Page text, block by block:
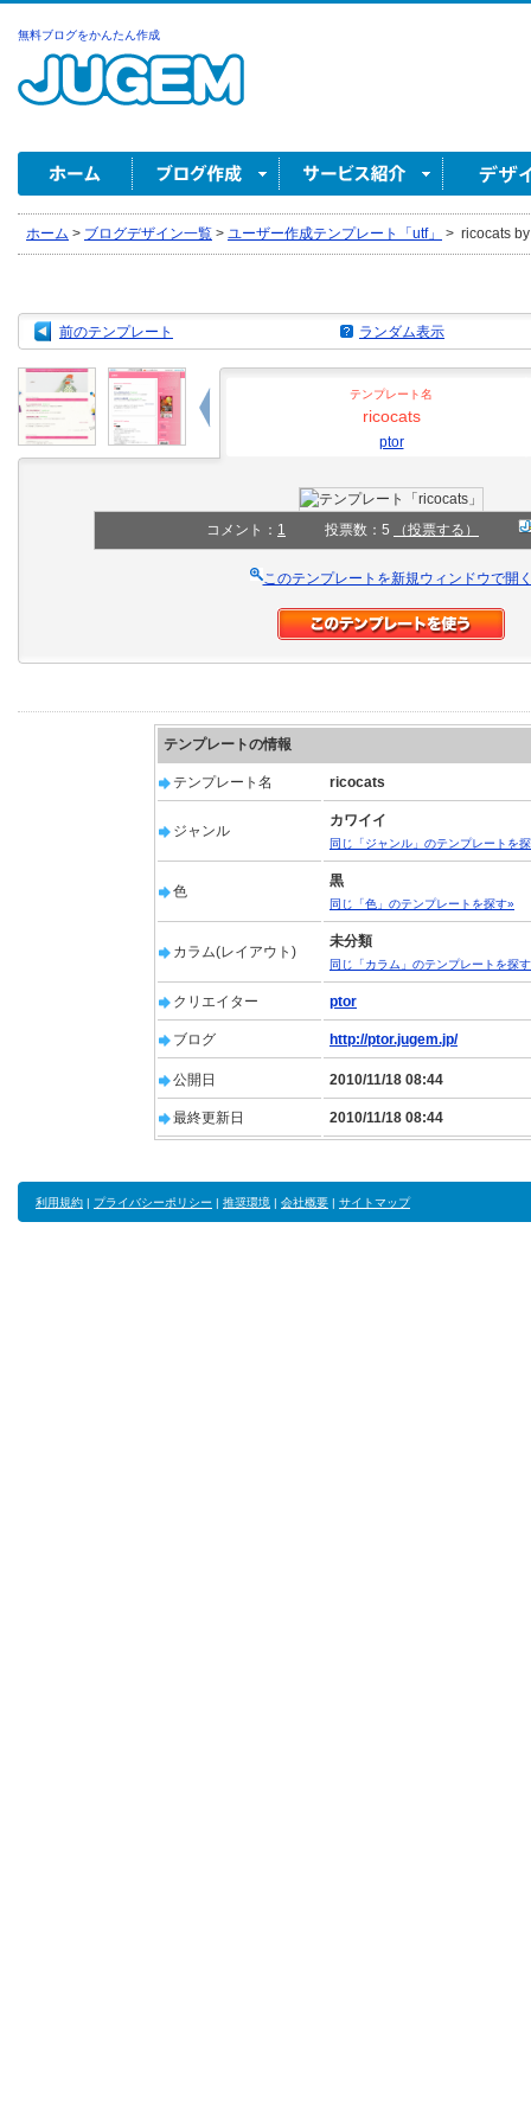
無料ブログをかんたん作成
ホーム > ブログデザイン一覧 > ユーザー作成テンプレート「utf」 > ricocats
前のテンプレート ランダム表示
テンプレート名
ricocats
ptor
コメント： 1 投票数：5 （投票する）
このテンプレートを新規ウィンドウで開
テンプレートの情報
テンプレート名 ricocats
ジャンル
カワイイ
同じ「ジャンル」のテンプレートを
色
黒
同じ「色」のテンプレートを探す»
カラム(レイアウト)
未分類
同じ「カラム」のテンプレートを探
クリエイター ptor
ブログ http://ptor.jugem.jp/
公開日 2010/11/18 08:44
最終更新日 2010/11/18 08:44
利用規約 | プライバシーポリシー | 推奨環境 | 会社概要 | サイトマップ